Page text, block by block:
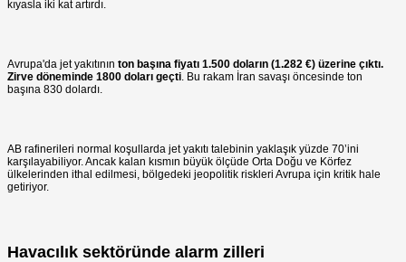
kıyasla iki kat artırdı.
Avrupa'da jet yakıtının ton başına fiyatı 1.500 doların (1.282 €) üzerine çıktı.
Zirve döneminde 1800 doları geçti . Bu rakam İran savaşı öncesinde ton
başına 830 dolardı.
AB rafinerileri normal koşullarda jet yakıtı talebinin yaklaşık yüzde 70’ini
karşılayabiliyor. Ancak kalan kısmın büyük ölçüde Orta Doğu ve Körfez
ülkelerinden ithal edilmesi, bölgedeki jeopolitik riskleri Avrupa için kritik hale
getiriyor.
Havacılık sektöründe alarm zilleri